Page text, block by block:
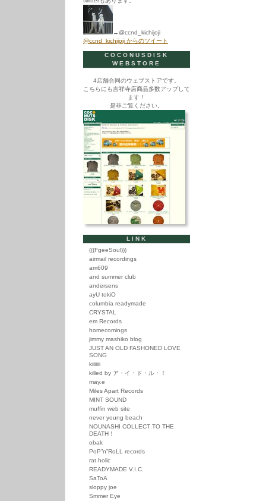
→@ccnd_kichijoji
@ccnd_kichijoji からのツイート
COCONUSDISK
WEBSTORE
4店舗合同のウェブストアです。
こちらにも吉祥寺店商品多数アップして
ます！
是非ご覧ください。
LINK
(((FgeeSoul)))
airmail recordings
am609
and summer club
andersens
ayU tokiO
columbia readymade
CRYSTAL
em Records
homecomings
jimmy mashiko blog
JUST AN OLD FASHONED LOVE
SONG
kiiiiiii
killed by ア・イ・ド・ル・！
may.e
Miles Apart Records
MINT SOUND
muffin web site
never young beach
NOUNASHI COLLECT TO THE
DEATH！
obak
PoP”n”RoLL records
rat holic
READYMADE V.I.C.
SaToA
sloppy joe
Smmer Eye